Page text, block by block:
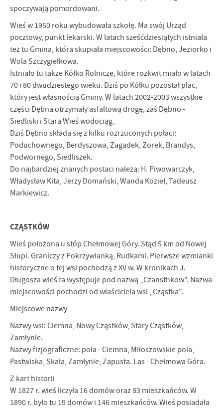
spoczywają pomordowani.
Wieś w 1950 roku wybudowała szkołę. Ma swój Urząd
pocztowy, punkt lekarski. W latach sześćdziesiątych istniała
też tu Gmina, która skupiała miejscowości: Dębno, Jeziorko i
Wola Szczygiełkowa.
Istniało tu także Kółko Rolnicze, które rozkwit miało w latach
70 i 80 dwudziestego wieku. Dziś po Kółku pozostał plac,
który jest własnością Gminy. W latach 2002-2003 wszystkie
części Dębna otrzymały asfaltową drogę, zaś Dębno -
Siedliski i Stara Wieś wodociąg.
Dziś Dębno składa się z kilku rozrzuconych połaci:
Poduchownego, Berdyszowa, Zagadek, Zorek, Brandys,
Podwornego, Siedliszek.
Do najbardziej znanych postaci należą: H. Piwowarczyk,
Władysław Kita, Jerzy Domański, Wanda Kozieł, Tadeusz
Markiewicz.
CZĄSTKÓW
Wieś położona u stóp Chełmowej Góry. Stąd 5 km od Nowej
Słupi. Graniczy z Pokrzywianką, Rudkami. Pierwsze wzmianki
historyczne o tej wsi pochodzą z XV w. W kronikach J.
Długosza wieś ta występuje pod nazwą „Czansthkow". Nazwa
miejscowości pochodzi od właściciela wsi „Cząstka".
Miejscowe nazwy
Nazwy wsi: Ciemna, Nowy Cząstków, Stary Cząstków,
Zamłynie.
Nazwy fizjograficzne: pola - Ciemna, Miłoszowskie pola,
Pastwiska, Skała, Zamłynie, Zapusta. Las - Chełmowa Góra.
Z kart historii
W 1827 r. wieś liczyła 16 domów oraz 83 mieszkańców. W
1890 r. było tu 19 domów i 146 mieszkańców. Wieś posiadała